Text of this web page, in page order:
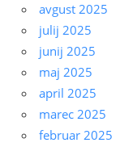
avgust 2025
julij 2025
junij 2025
maj 2025
april 2025
marec 2025
februar 2025